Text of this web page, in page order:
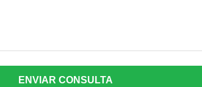
ENVIAR CONSULTA